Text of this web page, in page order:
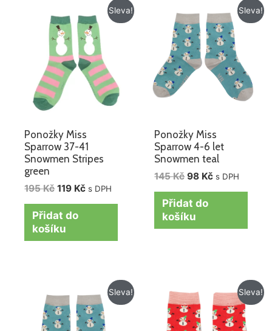
Sleva!
Ponožky Miss
Sparrow 37-41
Snowmen Stripes
green
195Kč
cena
byla:
195 Kč.
119 Kč
Aktuální
cena
je:
119 Kč.
s DPH
Přidat do
košíku
Sleva!
Ponožky Miss
Sparrow 4-6 let
Snowmen teal
145Kč
cena
byla:
145 Kč.
98 Kč
Aktuální
cena
je:
98 Kč.
s DPH
Přidat do
košíku
Sleva!
cena
byla:
145 Kč.
Aktuální
cena
je:
98 Kč.
Sleva!
Původní
cena
byla:
145 Kč.
Aktuální
cena
je:
98 Kč.